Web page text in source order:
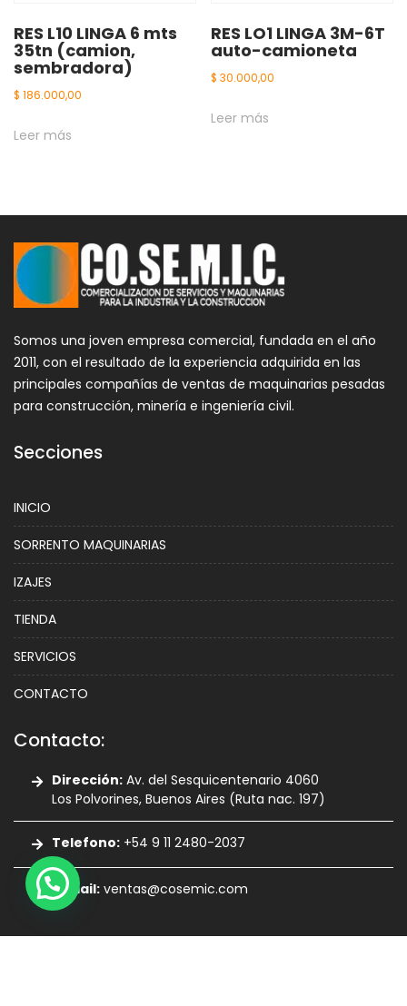
RES L10 LINGA 6 mts
35tn (camion,
sembradora)
$ 186.000,00
Leer más
RES LO1 LINGA 3M-6T
auto-camioneta
$ 30.000,00
Leer más
Somos una joven empresa comercial, fundada en el año
2011, con el resultado de la experiencia adquirida en las
principales compañías de ventas de maquinarias pesadas
para construcción, minería e ingeniería civil.
Secciones
INICIO
SORRENTO MAQUINARIAS
IZAJES
TIENDA
SERVICIOS
CONTACTO
Contacto:
Dirección: Av. del Sesquicentenario 4060
Los Polvorines, Buenos Aires (Ruta nac. 197)
Telefono: +54 9 11 2480-2037
E-mail: ventas@cosemic.com